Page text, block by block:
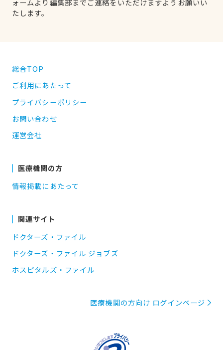
ォームより編集部までご連絡をいただけますようお願いい
たします。
総合TOP
ご利用にあたって
プライバシーポリシー
お問い合わせ
運営会社
医療機関の方
情報掲載にあたって
関連サイト
ドクターズ・ファイル
ドクターズ・ファイル ジョブズ
ホスピタルズ・ファイル
医療機関の方向け ログインページ